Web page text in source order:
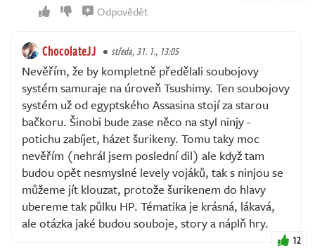
Odpovědět
ChocolateJJ středa, 31. 1., 13:05
Nevěřím, že by kompletně předělali soubojovy
systém samuraje na úroveň Tsushimy. Ten soubojovy
systém už od egyptského Assasina stojí za starou
bačkoru. Šinobi bude zase něco na styl ninjy -
potichu zabíjet, házet šurikeny. Tomu taky moc
nevěřím (nehrál jsem poslední dil) ale když tam
budou opět nesmyslné levely vojáků, tak s ninjou se
můžeme jít klouzat, protože šurikenem do hlavy
ubereme tak půlku HP. Tématika je krásná, lákavá,
ale otázka jaké budou souboje, story a náplň hry.
12